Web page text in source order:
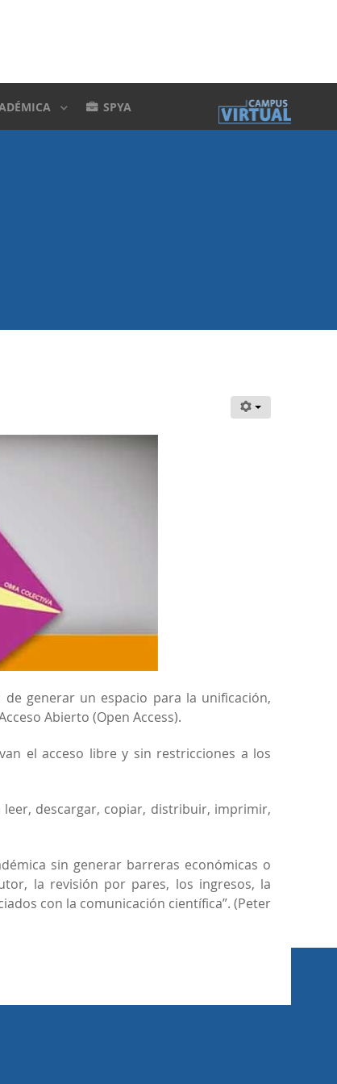
SPYA
generar un espacio para la unificación,
Abierto (Open Access).
el acceso libre y sin restricciones a los
descargar, copiar, distribuir, imprimir,
sin generar barreras económicas o
la revisión por pares, los ingresos, la
con la comunicación científica”. (Peter